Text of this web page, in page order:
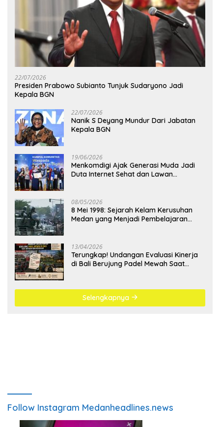
22/07/2026
Presiden Prabowo Subianto Tunjuk Sudaryono Jadi
Kepala BGN
22/07/2026
Nanik S Deyang Mundur Dari Jabatan
Kepala BGN
19/06/2026
Menkomdigi Ajak Generasi Muda Jadi
Duta Internet Sehat dan Lawan
08/05/2026
8 Mei 1998: Sejarah Kelam Kerusuhan
Medan yang Menjadi Pembelajaran
13/04/2026
Terungkap! Undangan Evaluasi Kinerja
di Bali Berujung Padel Mewah Saat
Selengkapnya
Follow Instagram Medanheadlines.news